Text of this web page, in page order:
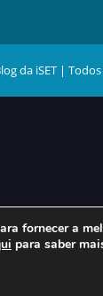
da iSET |
fornecer a
para saber
GDPR Cookie